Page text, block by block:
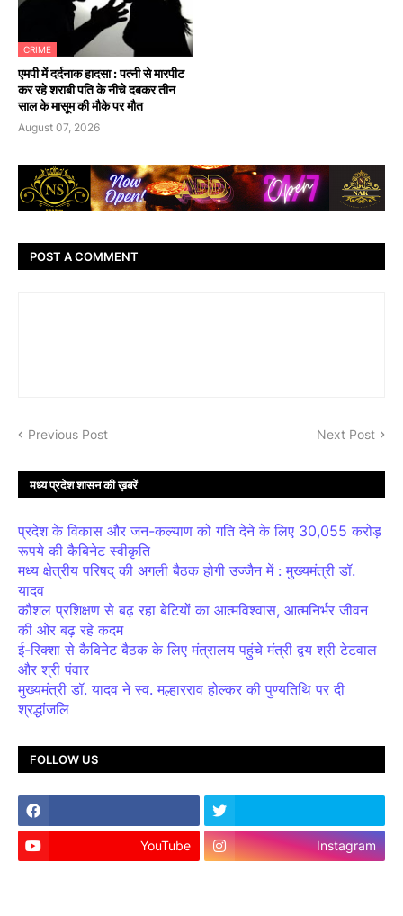
CRIME
एमपी में दर्दनाक हादसा : पत्नी से मारपीट
कर रहे शराबी पति के नीचे दबकर तीन
साल के मासूम की मौके पर मौत
August 07, 2026
POST A COMMENT
Previous Post Next Post
मध्य प्रदेश शासन की ख़बरें
प्रदेश के विकास और जन-कल्याण को गति देने के लिए 30,055 करोड़
रूपये की कैबिनेट स्वीकृति
मध्य क्षेत्रीय परिषद् की अगली बैठक होगी उज्जैन में : मुख्यमंत्री डॉ.
यादव
कौशल प्रशिक्षण से बढ़ रहा बेटियों का आत्मविश्वास, आत्मनिर्भर जीवन
की ओर बढ़ रहे कदम
ई-रिक्शा से कैबिनेट बैठक के लिए मंत्रालय पहुंचे मंत्री द्वय श्री टेटवाल
और श्री पंवार
मुख्यमंत्री डॉ. यादव ने स्व. मल्हारराव होल्कर की पुण्यतिथि पर दी
श्रद्धांजलि
FOLLOW US
YouTube Instagram